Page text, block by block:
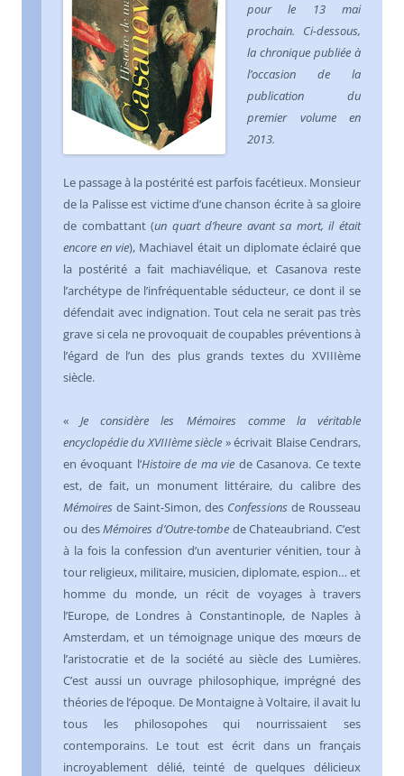
pour le 13 mai
prochain. Ci-dessous,
la chronique publiée à
l’occasion de la
publication du
premier volume en
2013.
Le passage à la postérité est parfois facétieux. Monsieur
de la Palisse est victime d’une chanson écrite à sa gloire
de combattant (un quart d’heure avant sa mort, il était
encore en vie), Machiavel était un diplomate éclairé que
la postérité a fait machiavélique, et Casanova reste
l’archétype de l’infréquentable séducteur, ce dont il se
défendait avec indignation. Tout cela ne serait pas très
grave si cela ne provoquait de coupables préventions à
l’égard de l’un des plus grands textes du XVIIIème
siècle.
«Je considère les Mémoires comme la véritable
encyclopédie du XVIIIème siècle » écrivait Blaise Cendrars,
en évoquant l’Histoire de ma vie de Casanova. Ce texte
est, de fait, un monument littéraire, du calibre des
Mémoires de Saint-Simon, des Confessions de Rousseau
ou desMémoires d’Outre-tombe de Chateaubriand. C’est
à la fois la confession d’un aventurier vénitien, tour à
tour religieux, militaire, musicien, diplomate, espion… et
homme du monde, un récit de voyages à travers
l’Europe, de Londres à Constantinople, de Naples à
Amsterdam, et un témoignage unique des mœurs de
l’aristocratie et de la société au siècle des Lumières.
C’est aussi un ouvrage philosophique, imprégné des
théories de l’époque. De Montaigne à Voltaire, il avait lu
tous les philosopohes qui nourrissaient ses
contemporains. Le tout est écrit dans un français
incroyablement délié, teinté de quelques délicieux